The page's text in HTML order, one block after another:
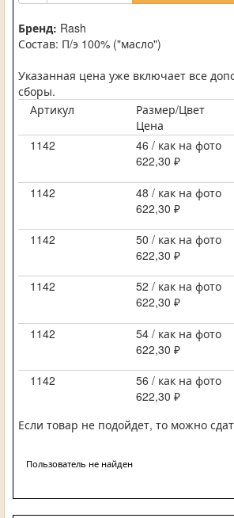
Бренд: Rash
Состав: П/э 100% ("масло")
Указанная цена уже включает все
сборы.
Артикул
Размер/Цвет
Цена
1142
46 / как на фото
622,30 ₽
1142
48 / как на фото
622,30 ₽
1142
50 / как на фото
622,30 ₽
1142
52 / как на фото
622,30 ₽
1142
54 / как на фото
622,30 ₽
1142
56 / как на фото
622,30 ₽
Если товар не подойдет, то можно
Пользователь не найден